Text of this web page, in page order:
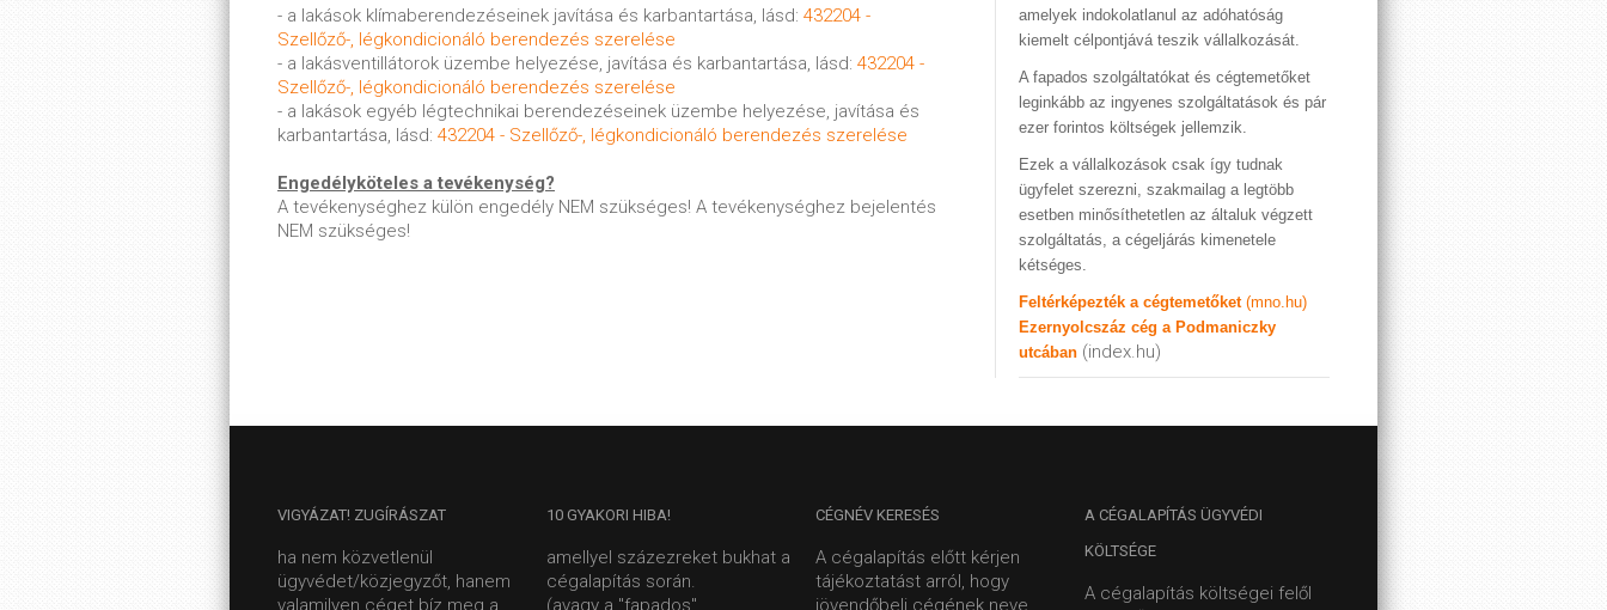
- a lakások klímaberendezéseinek javítása és karbantartása, lásd: 432204 -
Szellőző-, légkondicionáló berendezés szerelése
- a lakásventillátorok üzembe helyezése, javítása és karbantartása, lásd: 432204 -
Szellőző-, légkondicionáló berendezés szerelése
- a lakások egyéb légtechnikai berendezéseinek üzembe helyezése, javítása és
karbantartása, lásd: 432204 - Szellőző-, légkondicionáló berendezés szerelése
Engedélyköteles a tevékenység?
A tevékenységhez külön engedély NEM szükséges! A tevékenységhez bejelentés
NEM szükséges!
amelyek indokolatlanul az adóhatóság
kiemelt célpontjává teszik vállalkozását.
A fapados szolgáltatókat és cégtemetőket
leginkább az ingyenes szolgáltatások és pár
ezer forintos költségek jellemzik.
Ezek a vállalkozások csak így tudnak
ügyfelet szerezni, szakmailag a legtöbb
esetben minősíthetetlen az általuk végzett
szolgáltatás, a cégeljárás kimenetele
kétséges.
Feltérképezték a cégtemetőket (mno.hu)
Ezernyolcszáz cég a Podmaniczky
utcában (index.hu)
VIGYÁZAT! ZUGÍRÁSZAT
ha nem közvetlenül
ügyvédet/közjegyzőt, hanem
valamilyen céget bíz meg a
10 GYAKORI HIBA!
amellyel százezreket bukhat a
cégalapítás során.
(avagy a "fapados"
CÉGNÉV KERESÉS
A cégalapítás előtt kérjen
tájékoztatást arról, hogy
jövendőbeli cégének neve
A CÉGALAPÍTÁS ÜGYVÉDI
KÖLTSÉGE
A cégalapítás költségei felől